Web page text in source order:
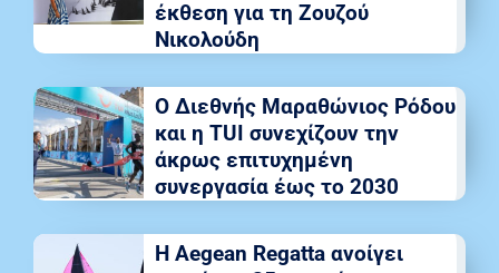
έκθεση για τη Ζουζού
Νικολούδη
Ο Διεθνής Μαραθώνιος Ρόδου
και η TUI συνεχίζουν την
άκρως επιτυχημένη
συνεργασία έως το 2030
Η Aegean Regatta ανοίγει